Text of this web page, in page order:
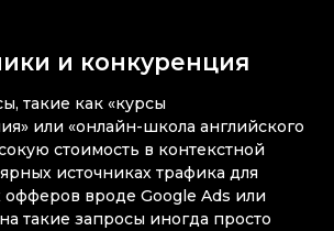
и конкуренция
такие как «курсы
или «онлайн-школа английского
стоимость в контекстной
источниках трафика для
офферов вроде Google Ads или
такие запросы иногда просто